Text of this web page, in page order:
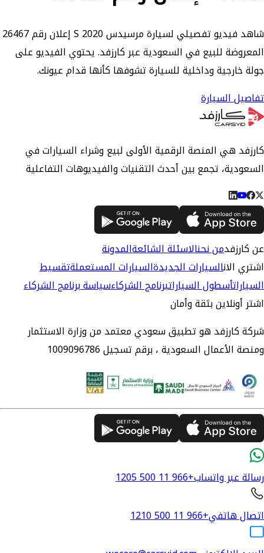
شاهد فيديو تفصيلي لسيارة مرسيدس S 2020 إعلان رقم 26467
المعروضة للبيع في السعودية عبر كارزفد. يحتوي الفيديو على
جولة خارجية وداخلية للسيارة تشوفها كأنها قدام عيونك.
تفاصيل السيارة
كارزفد هي المنصة الرقمية الأولى لبيع وشراء السيارات في
السعودية، تجمع بين أحدث التقنيات والفيديوهات التفاعلية
عن كارزفدمن نحنالاسئلة الشائعةالمدونة
اشتري الانالسيارات الجديدةالسيارات المستعملةتقسيط
السياراتأسطول السياراتبرنامج الشركاءسياسة برنامج الشركاء
اشتر أونلاين بثقة وأمان
شركة كارزفد هو تطبيق سعودي معتمد من وزارة الاستثمار
ومنصة الأعمال السعودية ، برقم تسجيل 1009096786
رسالة عبر واتساب+966 11 500 1205
اتصال هاتفي+966 11 500 1210